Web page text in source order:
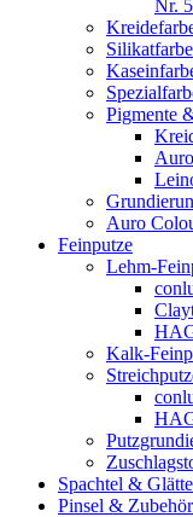
Nr.
Pigmente
Auro
Feinputze
Lehm-
Kalk-
Spachtel & Glätte
Pinsel & Zubehör